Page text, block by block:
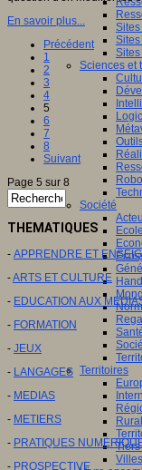
Sciences et
Société
Territoires
Villes
En savoir plus...
Précédent
1
2
3
4
5
6
7
8
Suivant
Page 5 sur 8
THEMATIQUES
- APPRENDRE ET
-ARTS ET CULTURE
- EDUCATION AUX
- FORMATION
- JEUX
- LANGAGES
- MEDIAS
- METIERS
- PRATIQUES
- PROSPECTIVE